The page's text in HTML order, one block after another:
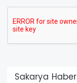
Sakarya Haber